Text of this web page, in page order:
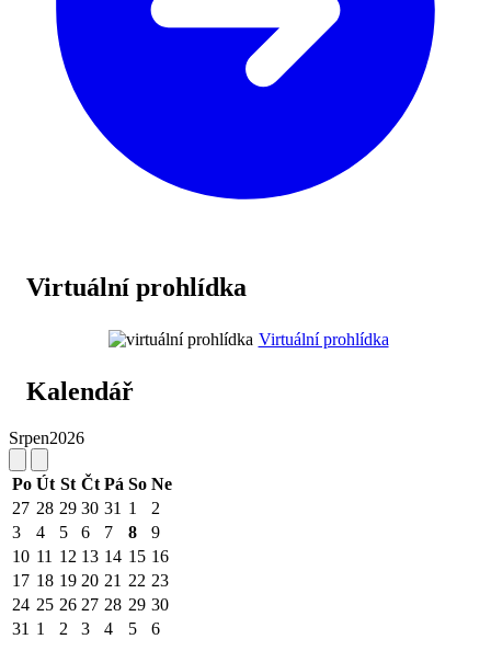
Virtuální prohlídka
Virtuální prohlídka
Kalendář
Srpen2026
Po Út St Čt Pá So Ne
27 28 29 30 31 1
2
3
4 5 6 7 8
9
10 11 12 13 14 15 16
17 18 19 20 21 22 23
24 25 26 27 28 29 30
31 1 2 3 4 5 6